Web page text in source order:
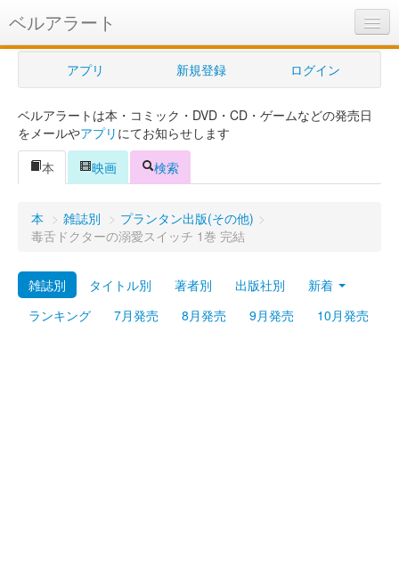
ベルアラート
ベルアラートとは
ヘルプ
新規登録
ログイン
購入管理
Myシェルフ
プレミアム
アプリ 新規登録 ログイン
ベルアラートは本・コミック・DVD・CD・ゲームなどの発売日
をメールやアプリ にてお知らせします
本
映画 検索
本 > 雑誌別 > プランタン出版(その他) >
毒舌ドクターの溺愛スイッチ 1巻 完結
雑誌別 タイトル別 著者別 出版社別
新着
ランキング
7月発売 8月発売 9月発売 10月発売